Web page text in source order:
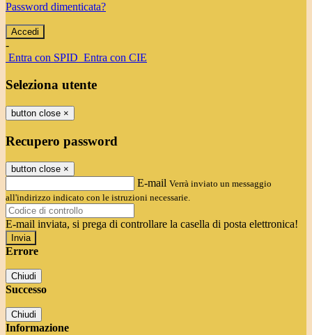
Password dimenticata?
-
Entra con SPID Entra con CIE
Seleziona utente
button close ×
Recupero password
button close ×
E-mail Verrà inviato un messaggio
all'indirizzo indicato con le istruzioni necessarie.
E-mail inviata, si prega di controllare la casella di posta elettronica!
Errore
Chiudi
Successo
Chiudi
Informazione